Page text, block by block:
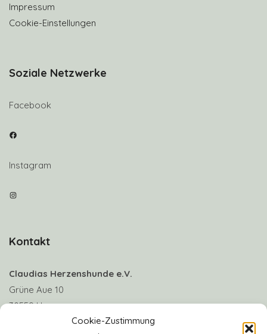
Cookie-Zustimmung
Impressum
Cookie-Einstellungen
Soziale Netzwerke
Facebook
Facebook
Instagram
Instagram
Kontakt
Claudias Herzenshunde e.V.
Grüne Aue 10
30559 Hannover